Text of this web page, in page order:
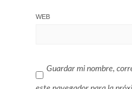
WEB
Guardar mi nombre,